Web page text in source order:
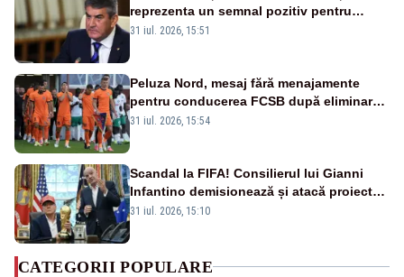
reprezenta un semnal pozitiv pentru
România. Autoritățile trebuie să continue
31 iul. 2026, 15:51
Peluza Nord, mesaj fără menajamente
pentru conducerea FCSB după eliminarea
rușinoasă din Conference League
31 iul. 2026, 15:54
Scandal la FIFA! Consilierul lui Gianni
Infantino demisionează și atacă proiectul
privind investitorii străini
31 iul. 2026, 15:10
CATEGORII POPULARE